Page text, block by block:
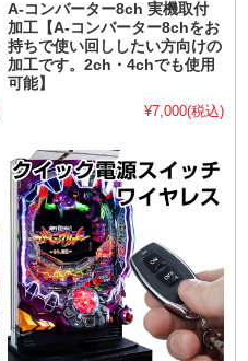
A-コンバーター8ch 実機取付
加工【A-コンバーター8chをお
持ちで使い回ししたい方向けの
加工です。2ch・4chでも使用
可能】
¥7,000(税込)